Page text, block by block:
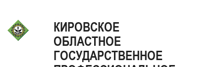
КИРОВСКОЕ
ОБЛАСТНОЕ
ГОСУДАРСТВЕННОЕ